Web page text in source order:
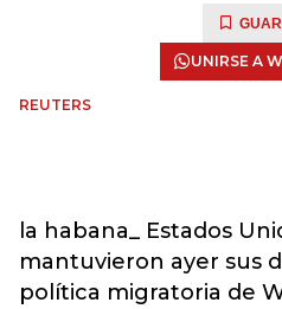
UNIRSE A
REUTERS
la habana_ Estados
mantuvieron ayer sus
política migratoria de